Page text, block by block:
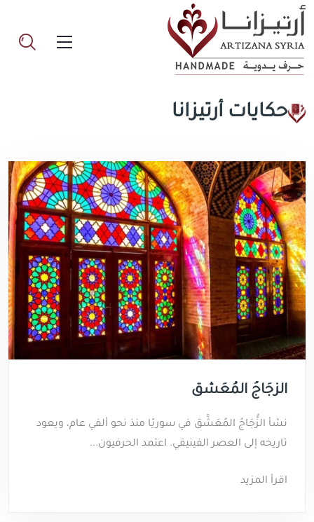
حكايات أرتيزانا
الزُّجَاجُ المُعَشَّق
نشأ الزُّجَاجُ المُعَشَّق في سوريّا منذ نحو ألفي عام، ويعود
تاريخه إلى العصر الفينيقي. اعتمد الحرفيون...
اقرأ المزيد